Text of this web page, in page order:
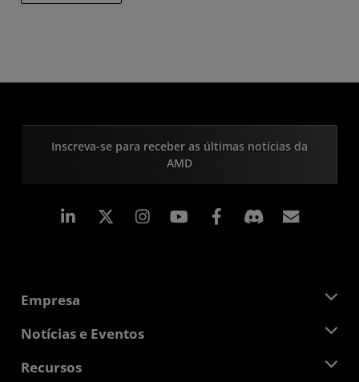
Inscreva-se para receber as últimas notícias da
AMD
Linkedin Instagram Facebook
Empresa
Sobre a AMD
Responsibilidade Corporativa
Notícias e Eventos
Sala de Imprensa
Recursos